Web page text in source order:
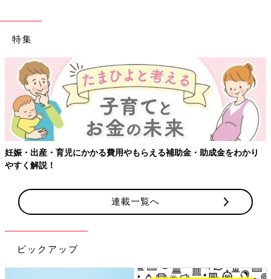
特集
出産・育児にかかる費用やもらえる補助金・助成金をわかり
解説！
【ワ
連載一覧へ
ピックアップ